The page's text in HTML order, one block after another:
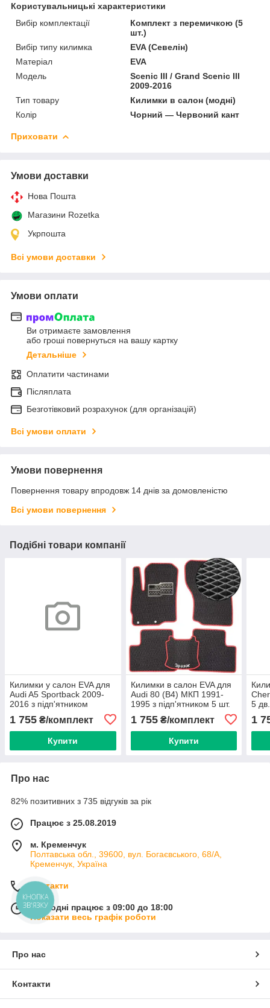
Користувальницькі характеристики
Вибір комплектації
Комплект з перемичкою (5
шт.)
Вибір типу килимка
EVA (Севелін)
Матеріал
EVA
Мoдель
Scenic III / Grand Scenic III
2009-2016
Тип товару
Килимки в салон (модні)
Колір
Чорний — Червоний кант
Приховати
Умови доставки
Нова Пошта
Магазини Rozetka
Укрпошта
Всі умови доставки
Умови оплати
Ви отримаєте замовлення
або гроші повернуться на вашу картку
Детальніше
Оплатити частинами
Післяплата
Безготівковий розрахунок (для організацій)
Всі умови оплати
Умови повернення
Повернення товару впродовж 14 днів за домовленістю
Всі умови повернення
Подібні товари компанії
Килимки у салон EVA для
Audi A5 Sportback 2009-
2016 з підп'ятником
1 755 ₴/комплект
Купити
Килимки в салон EVA для
Audi 80 (B4) МКП 1991-
1995 з підп'ятником 5 шт.
1 755₴/комплект
Купити
5
1
Про нас
82% позитивних з 735 відгуків за рік
Працює з 25.08.2019
м. Кременчук
Полтавська обл., 39600, вул. Богаєвського, 68/А,
Кременчук, Україна
Контакти
Сьогодні працює з 09:00 до 18:00
Показати весь графік роботи
Про нас
Контакти
КНОПКА
ЗВ'ЯЗКУ